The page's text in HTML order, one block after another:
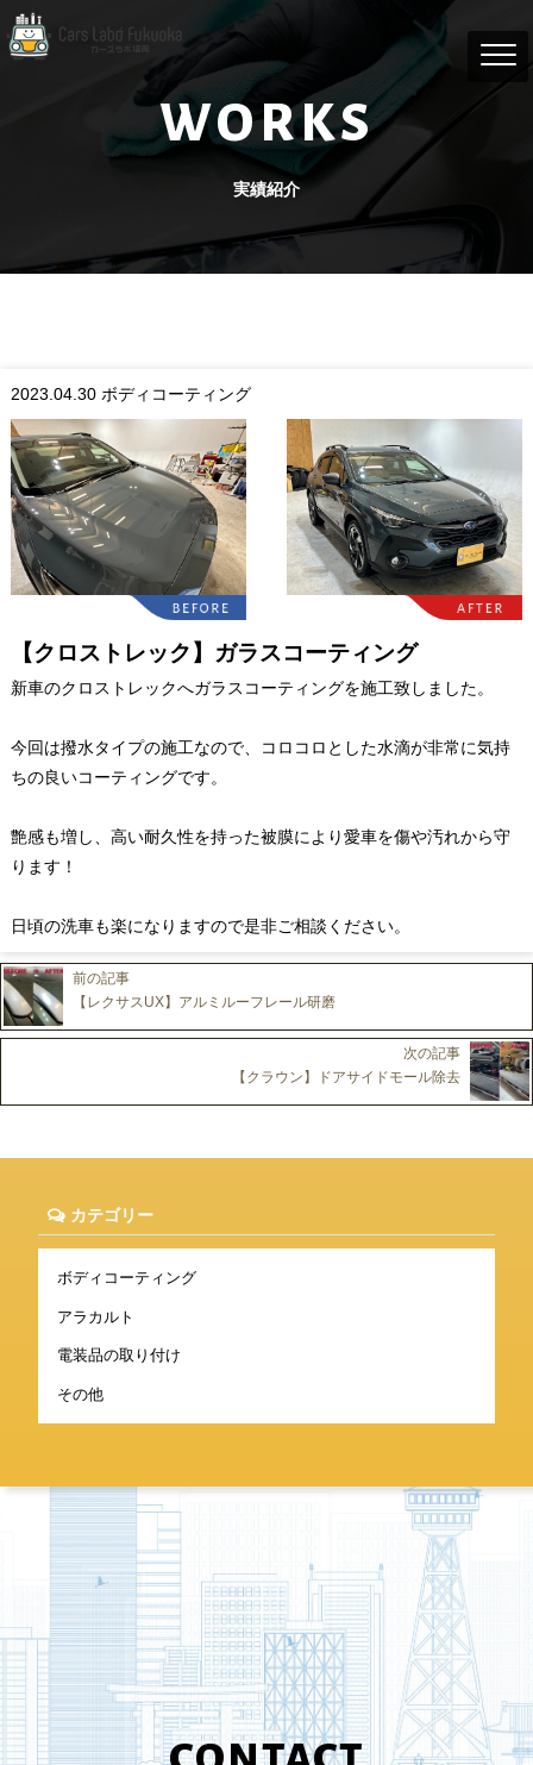
WORKS
実績紹介
2023.04.30 ボディコーティング
【クロストレック】ガラスコーティング
新車のクロストレックへガラスコーティングを施工致しました。
今回は撥水タイプの施工なので、コロコロとした水滴が非常に気持
ちの良いコーティングです。
艶感も増し、高い耐久性を持った被膜により愛車を傷や汚れから守
ります！
日頃の洗車も楽になりますので是非ご相談ください。
前の記事
【レクサスUX】アルミルーフレール研磨
次の記事
【クラウン】ドアサイドモール除去
カテゴリー
ボディコーティング
アラカルト
電装品の取り付け
その他